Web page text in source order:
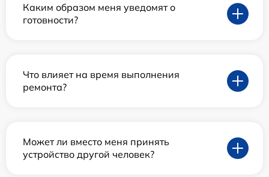
Каким образом меня уведомят о
готовности?
Что влияет на время выполнения
ремонта?
Может ли вместо меня принять
устройство другой человек?